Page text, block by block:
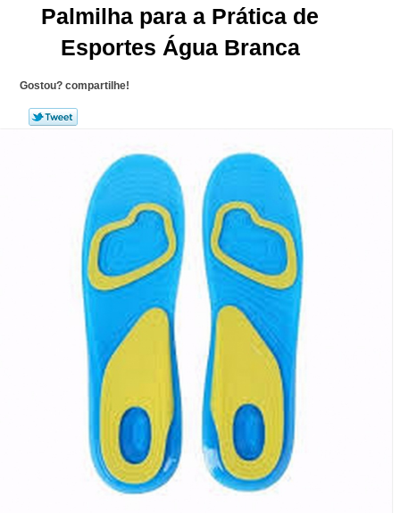
Palmilha para a Prática de
Esportes Água Branca
Gostou? compartilhe!